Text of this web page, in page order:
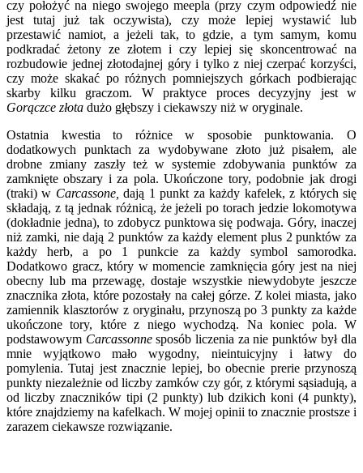
czy położyć na niego swojego meepla (przy czym odpowiedź nie
jest tutaj już tak oczywista), czy może lepiej wystawić lub
przestawić namiot, a jeżeli tak, to gdzie, a tym samym, komu
podkradać żetony ze złotem i czy lepiej się skoncentrować na
rozbudowie jednej złotodajnej góry i tylko z niej czerpać korzyści,
czy może skakać po różnych pomniejszych górkach podbierając
skarby kilku graczom. W praktyce proces decyzyjny jest w
Gorączce złota dużo głębszy i ciekawszy niż w oryginale.
Ostatnia kwestia to różnice w sposobie punktowania. O
dodatkowych punktach za wydobywane złoto już pisałem, ale
drobne zmiany zaszły też w systemie zdobywania punktów za
zamknięte obszary i za pola. Ukończone tory, podobnie jak drogi
(traki) w Carcassone, dają 1 punkt za każdy kafelek, z których się
składają, z tą jednak różnicą, że jeżeli po torach jedzie lokomotywa
(dokładnie jedna), to zdobycz punktowa się podwaja. Góry, inaczej
niż zamki, nie dają 2 punktów za każdy element plus 2 punktów za
każdy herb, a po 1 punkcie za każdy symbol samorodka.
Dodatkowo gracz, który w momencie zamknięcia góry jest na niej
obecny lub ma przewagę, dostaje wszystkie niewydobyte jeszcze
znacznika złota, które pozostały na całej górze. Z kolei miasta, jako
zamiennik klasztorów z oryginału, przynoszą po 3 punkty za każde
ukończone tory, które z niego wychodzą. Na koniec pola. W
podstawowym Carcassonnesposób liczenia za nie punktów był dla
mnie wyjątkowo mało wygodny, nieintuicyjny i łatwy do
pomylenia. Tutaj jest znacznie lepiej, bo obecnie prerie przynoszą
punkty niezależnie od liczby zamków czy gór, z którymi sąsiadują, a
od liczby znaczników tipi (2 punkty) lub dzikich koni (4 punkty),
które znajdziemy na kafelkach. W mojej opinii to znacznie prostsze i
zarazem ciekawsze rozwiązanie.